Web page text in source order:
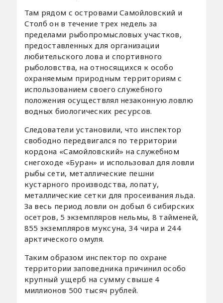
Там рядом с островами Самойловский и
Столб он в течение трех недель за
пределами рыбопромысловых участков,
предоставленных для организации
любительского лова и спортивного
рыболовства, на относящихся к особо
охраняемым природным территориям с
использованием своего служебного
положения осуществлял незаконную ловлю
водных биологических ресурсов.
Следователи установили, что инспектор
свободно передвигался по территории
кордона «Самойловский» на служебном
снегоходе «Буран» и использовал для ловли
рыбы сети, металлические пешни
кустарного производства, лопату,
металлические сетки для просеивания льда.
За весь период ловли он добыл 6 сибирских
осетров, 5 экземпляров нельмы, 8 тайменей,
855 экземпляров муксуна, 34 чира и 244
арктического омуля.
Таким образом инспектор по охране
территории заповедника причинил особо
крупный ущерб на сумму свыше 4
миллионов 500 тысяч рублей.